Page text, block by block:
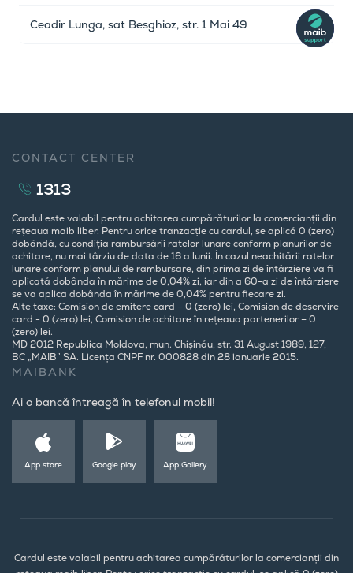
Ceadir Lunga, sat Besghioz, str. 1 Mai 49
CONTACT CENTER
1313
Cardul este valabil pentru achitarea cumpărăturilor la comercianții din
rețeaua maib liber. Pentru orice tranzacție cu cardul, se aplică 0 (zero)
dobândă, cu condiția rambursării ratelor lunare conform planurilor de
achitare, nu mai târziu de data de 16 a lunii. În cazul neachitării ratelor
lunare conform planului de rambursare, din prima zi de întârziere va fi
aplicată dobânda în mărime de 0,04% zi, iar din a 60-a zi de întârziere
se va aplica dobânda în mărime de 0,04% pentru fiecare zi.
Alte taxe: Comision de emitere card – 0 (zero) lei, Comision de deservire
card - 0 (zero) lei, Comision de achitare în rețeaua partenerilor – 0
(zero) lei.
MD 2012 Republica Moldova, mun. Chișinău, str. 31 August 1989, 127,
BC „MAIB” SA. Licența CNPF nr. 000828 din 28 ianuarie 2015.
MAIBANK
Ai o bancă întreagă în telefonul mobil!
App store Google play App Gallery
Cardul este valabil pentru achitarea cumpărăturilor la comercianții din